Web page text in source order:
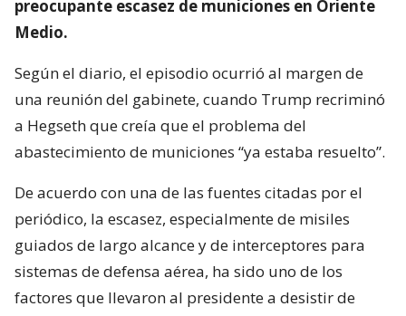
preocupante escasez de municiones en Oriente
Medio.
Según el diario, el episodio ocurrió al margen de
una reunión del gabinete, cuando Trump recriminó
a Hegseth que creía que el problema del
abastecimiento de municiones “ya estaba resuelto”.
De acuerdo con una de las fuentes citadas por el
periódico, la escasez, especialmente de misiles
guiados de largo alcance y de interceptores para
sistemas de defensa aérea, ha sido uno de los
factores que llevaron al presidente a desistir de